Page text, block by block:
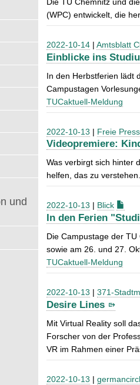
und
a
c
:
(WPC) entwickelt, die
2022-10-14 | Amtsblatt
Einblicke ins
In den Herbstferien lädt
Campustagen
TUCaktuell-Meldung
2022-10-13 | Freie
Videopremiere:
Was verbirgt sich hinter
helfen, das zu verstehen.
2022-10-13 | Blick
In den Ferien
Die Campustage der
sowie am 26. und 27.
TUCaktuell-Meldung
2022-10-13 | 371-
Desire Lines
Mit Virtual Reality soll
Forscher von der
VR im Rahmen einer
2022-10-13 |